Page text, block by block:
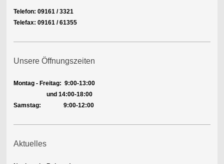
Telefon: 09161 / 3321
Telefax: 09161 / 61355
Unsere Öffnungszeiten
Montag - Freitag: 9:00-13:00
und 14:00-18:00
Samstag: 9:00-12:00
Aktuelles